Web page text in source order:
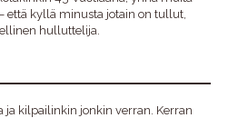
että kyllä minusta jotain on tullut,
hulluttelija.
ja kilpailinkin jonkin verran. Kerran